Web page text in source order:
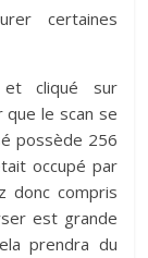
certaines
et cliqué sur
que le scan se
possède 256
occupé par
donc compris
est grande
prendra du